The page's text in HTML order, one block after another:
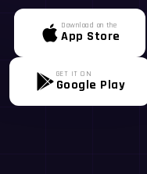
Download on the
App Store
GET IT ON
Google Play